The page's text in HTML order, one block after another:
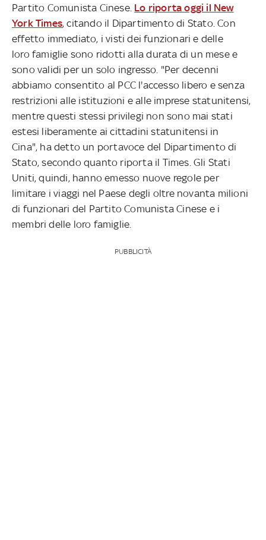
Partito Comunista Cinese. Lo riporta oggi il New
York Times, citando il Dipartimento di Stato. Con
effetto immediato, i visti dei funzionari e delle
loro famiglie sono ridotti alla durata di un mese e
sono validi per un solo ingresso. "Per decenni
abbiamo consentito al PCC l'accesso libero e senza
restrizioni alle istituzioni e alle imprese statunitensi,
mentre questi stessi privilegi non sono mai stati
estesi liberamente ai cittadini statunitensi in
Cina", ha detto un portavoce del Dipartimento di
Stato, secondo quanto riporta il Times. Gli Stati
Uniti, quindi, hanno emesso nuove regole per
limitare i viaggi nel Paese degli oltre novanta milioni
di funzionari del Partito Comunista Cinese e i
membri delle loro famiglie.
PUBBLICITÀ